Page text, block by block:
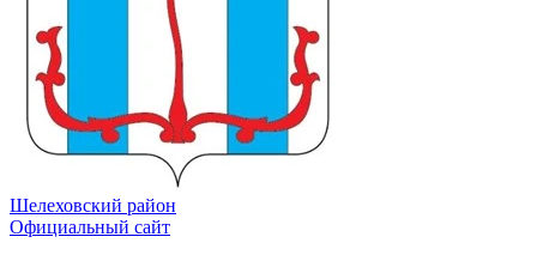
Шелеховский район
Официальный сайт